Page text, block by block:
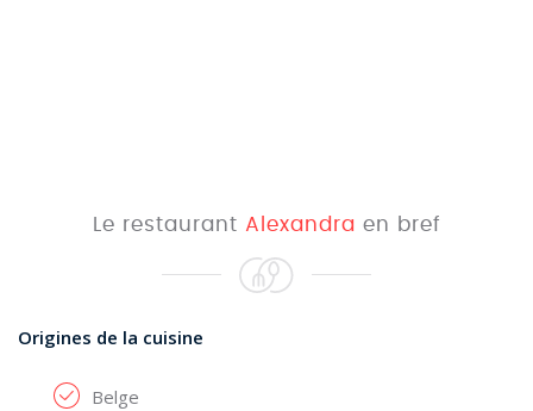
Le restaurant Alexandra en bref
Origines de la cuisine
Belge